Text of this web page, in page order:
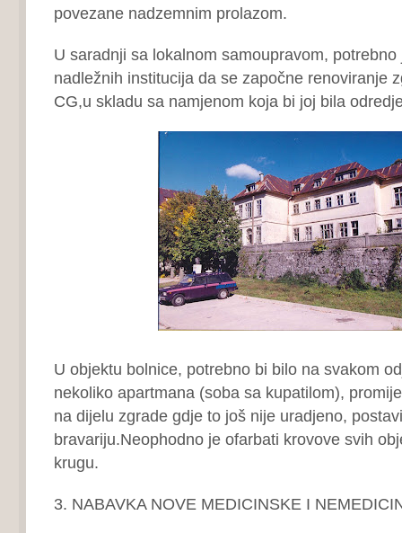
povezane nadzemnim prolazom.
U saradnji sa lokalnom samoupravom,
nadležnih institucija da se započne renoviranje
CG,u skladu sa namjenom koja bi joj bila
U objektu bolnice, potrebno bi bilo na svakom
nekoliko apartmana (soba sa kupatilom),
na dijelu zgrade gdje to još nije uradjeno,
bravariju.Neophodno je ofarbati krovove svih
krugu.
3. NABAVKA NOVE MEDICINSKE I